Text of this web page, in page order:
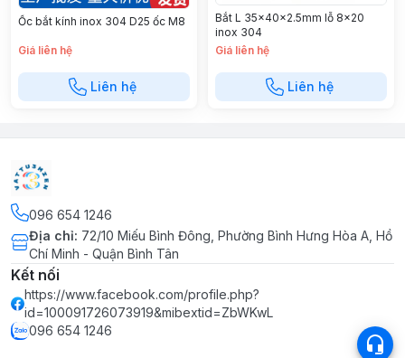
Ốc bắt kính inox 304 D25 ốc M8
Giá liên hệ
Liên hệ
Bắt L 35×40×2.5mm lỗ 8×20
inox 304
Giá liên hệ
Liên hệ
096 654 1246
Địa chỉ: 72/10 Miếu Bình Đông, Phường Bình Hưng Hòa A, Hồ
Chí Minh - Quận Bình Tân
Kết nối
https://www.facebook.com/profile.php?
id=100091726073919&mibextid=ZbWKwL
096 654 1246